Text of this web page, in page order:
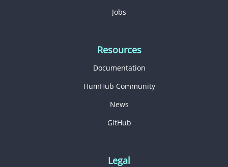
Jobs
Resources
Documentation
HumHub Community
News
GitHub
Legal